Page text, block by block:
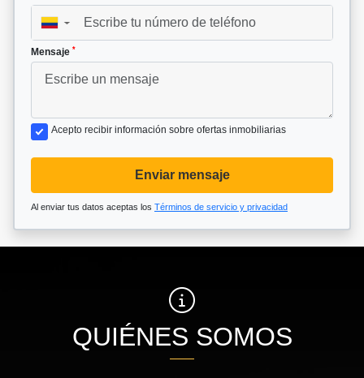
▼
Mensaje *
Acepto recibir información sobre ofertas inmobiliarias
Enviar mensaje
Al enviar tus datos aceptas los Términos de servicio y privacidad
QUIÉNES SOMOS